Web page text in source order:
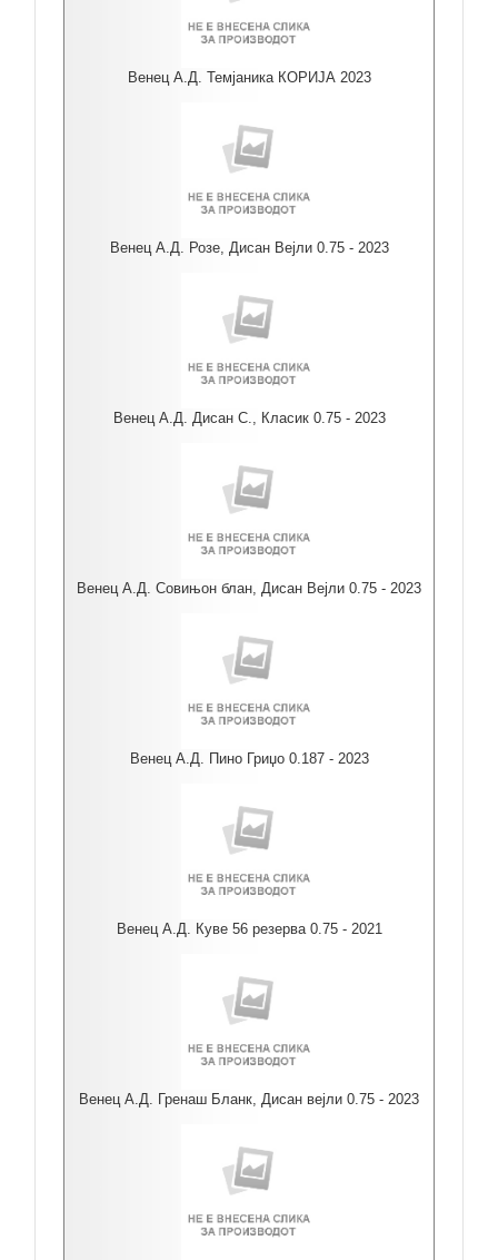
Венец А.Д. Темјаника КОРИЈА 2023
Венец А.Д. Розе, Дисан Вејли 0.75 - 2023
Венец А.Д. Дисан С., Класик 0.75 - 2023
Венец А.Д. Совињон блан, Дисан Вејли 0.75 - 2023
Венец А.Д. Пино Гриџо 0.187 - 2023
Венец А.Д. Куве 56 резерва 0.75 - 2021
Венец А.Д. Гренаш Бланк, Дисан вејли 0.75 - 2023